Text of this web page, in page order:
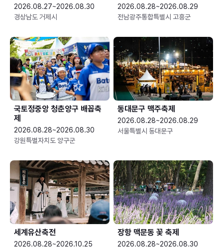
2026.08.27~2026.08.30
경상남도 거제시
2026.08.28~2026.08.29
전남광주통합특별시 고흥군
국토정중앙 청춘양구 배꼽축
제
2026.08.28~2026.08.30
강원특별자치도 양구군
동대문구 맥주축제
2026.08.28~2026.08.29
서울특별시 동대문구
세계유산축전
2026.08.28~2026.10.25
장항 맥문동 꽃 축제
2026.08.28~2026.08.30